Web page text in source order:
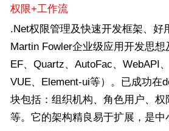
权限+工作流
.Net权限管理及快速开发框架、好
Martin Fowler企业级应用开发思
EF、Quartz、AutoFac、WebAPI
VUE、Element-ui等）。已成功在
块包括：组织机构、角色用户、
等。它的架构精良易于扩展，是中